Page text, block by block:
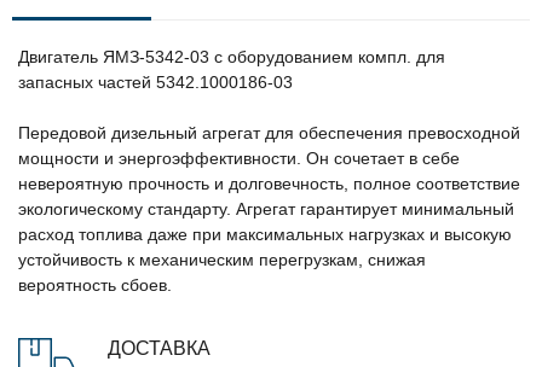
Двигатель ЯМЗ-5342-03 с оборудованием компл. для
запасных частей 5342.1000186-03
Передовой дизельный агрегат для обеспечения превосходной
мощности и энергоэффективности. Он сочетает в себе
невероятную прочность и долговечность, полное соответствие
экологическому стандарту. Агрегат гарантирует минимальный
расход топлива даже при максимальных нагрузках и высокую
устойчивость к механическим перегрузкам, снижая
вероятность сбоев.
ДОСТАВКА